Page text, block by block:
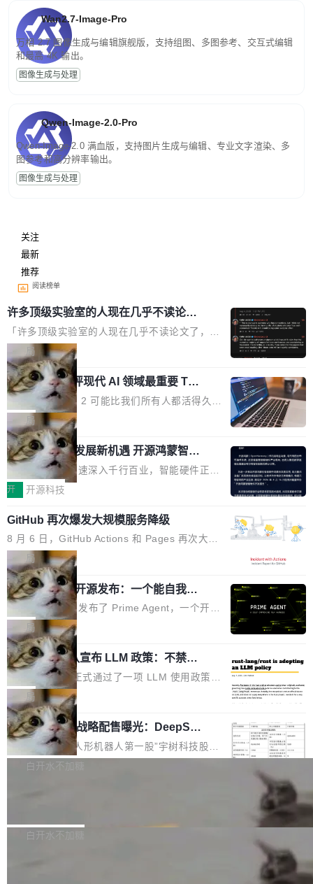
Wan2.7-Image-Pro
万相 2.7 图像生成与编辑旗舰版，支持组图、多图参考、交互式编辑
和最高 4K 输出。
图像生成与处理
Qwen-Image-2.0-Pro
Qwen-Image-2.0 满血版，支持图片生成与编辑、专业文字渲染、多
图参考和高分辨率输出。
图像生成与处理
关注
最新
推荐
阅读榜单
许多顶级实验室的人现在几乎不读论文
了
「许多顶级实验室的人现在几乎不读论文了，而
且他们认为 ICLR/ICML/NeurIPS 充斥着大量过
度宣传和欺诈。」 OpenAI 研究员 Keller Jorda
n 这条推文引发了广泛讨论。他不是在说风凉
话，他是说出了一个圈内人尽皆知但很少公开捅
破的事实。 Jordan 随后补充了一句软化声明：
「我不认为这些会议上大部分论文都在过度宣传
或造假。问题是，作为读者，如果你筛选出那些
看起来最令人兴奋的论文，那它们大部分都是过
度宣传的。」 这才是真正的痛点。不是所有论文
都有问题，是最吸引眼球的那批论文最有问题。
他引用的帖子来自 Mathew Shen，一位 ICLR 2
026 的读者：「看了篇 ...
局
xAI 前工程师评现代 AI 领域最重要 Top
3 开源项目
Flash Attention 2 可能比我们所有人都活得久。
这句话不是来自某个技术博客，而是出自 Hieu
Pham 的一条推文。Hieu Pham 是谁？他是 xAI
的早期工程师之一，在 Grok 训练基础设施团队
工作过。近日他在 X 上发了一条帖子，列出了他
认为现代 AI 领域最重要的三个开源项目。 第一
个名字毫无悬念：Flash Attention 2。 Hieu 的
理由很具体。FA 系列不需要解释，但 FA2 是他
认为最重要的一个——复杂度恰到好处，刚好能
驱动你去学 CuTe，但还没被那些"邪恶的" Hopp
er++ 优化所淹没，足够容易修改和适配。 更关
键的是 FA2 的持久性...
局
共商智能硬件发展新机遇 开源鸿蒙智能
硬件开发者日杭州站即将举行
随着万物智联加速深入千行百业，智能硬件正从
单点设备迈向智能化、网联化、协同化发展。作
鸿蒙通过统一技术底座和分布式能力，为不同类
型智能设备的开发、连接与互联提供关键支撑，
也为产业链企业探索产品创新与商业增长打开新
的空间。 8月14日，开源鸿蒙智能硬件开发者日
（OHDD：OpenHarmony Hardware Develope
r Day）将在杭州启航。活动面向智能硬件产业
链企业和开发者，邀请行业专家与资深技术顾
问，围绕开源鸿蒙技术能力、设备适配、芯片适
配、功耗与稳定性调优、兼容性测评及统一互联
等内容展开系统讲解和实战交流，帮助企业进一
步了解开源鸿蒙在智能...
开 开源科技
GitHub 再次爆发大规模服务降级
8 月 6 日，GitHub Actions 和 Pages 再次大规
模服务降级，Actions 完全不可用超过 5 小时，
webhook 停发，连自托管 runner 也因调度层故
障无法工作。Pages、Copilot code review、C
opilot coding agent 全部受影响。从检测到完全
恢复，大约 12 小时。 这是 2026 年 8 月的第六
起事故，其中四起与 AI/Copilot 服务相关。 Git
Hub 员工 kdaigle 在 HN 讨论中贴出了一组数
据：2025 年全年 10 亿次 commit。现在，每周
2.75 亿次，全年预计 140 亿次。GitHub...
局
Prime Agent 开源发布：一个能自我改
进的编程 Agent，ARC-AGI 3 超越人类
专家基线
Prime Intellect 发布了 Prime Agent，一个开源
的编程 Agent Harness，核心设计围绕两个抽
象：Recursive Language Model（RLM）和 C
ontinual Harness。在 ARC-AGI 3 基准测试
上，Prime Agent + Opus 5 的组合达到了 95.
5% RHAE Best@1，超过了 ARC 报告的人类专
家基线 95.4%。 不是又一个 coding agent 包装
器 Prime Agent 的架构和市面上大多数 coding
agent 有本质区别。大多数 agent harness 的设
计是基于早期模型的能力—...
局
Rust 项目团队宣布 LLM 政策：不禁
止，但你要承认哪些代码不是你写的
Rust 语言项目正式通过了一项 LLM 使用政策，
覆盖 rust-lang/rust 单一仓库的代码贡献。这不
是项目级别的官方立场，目前由五个团队采纳，
但它可能是主流开源项目中关于 AI 辅助贡献最
细致的一份规则。 政策的核心只有一句话：LLM
可以用来分析、提炼、审阅、建议，但不能用来
不得生成涉及安全性的关键变更，除非作者本身
局
宇树科技 IPO 战略配售曝光：DeepSe
ek 获配 93.3 万股，锁定 36 个月
8月6日晚间，“人形机器人第一股”宇树科技股份
有限公司披露IPO发行价格及战略配售结果，杭
36个月。 公告显示，本次宇树科技战略配售对
白开水不加糖
Bug fixes and enhancements 修复多次传递同
白开水不加糖